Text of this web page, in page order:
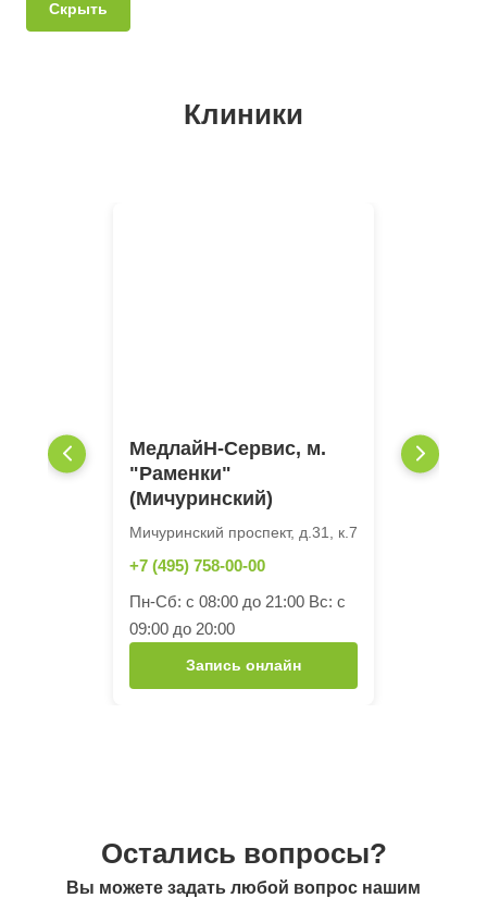
Скрыть
Клиники
МедлайН-Сервис, м.
"Раменки"
(Мичуринский)
Мичуринский проспект, д.31, к.7
+7 (495) 758-00-00
Пн-Сб: с 08:00 до 21:00 Вс: с
09:00 до 20:00
Запись онлайн
Остались вопросы?
Вы можете задать любой вопрос нашим